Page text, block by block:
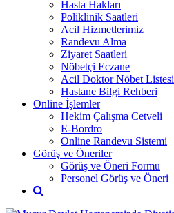
Hasta Hakları
Poliklinik Saatleri
Acil Hizmetlerimiz
Randevu Alma
Ziyaret Saatleri
Nöbetçi Eczane
Acil Doktor Nöbet Listesi
Hastane Bilgi Rehberi
Online İşlemler
Hekim Çalışma Cetveli
E-Bordro
Online Randevu Sistemi
Görüş ve Öneriler
Görüş ve Öneri Formu
Personel Görüş ve Öneri